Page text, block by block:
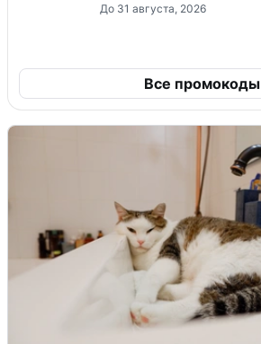
До 31 августа, 2026
Все промокоды